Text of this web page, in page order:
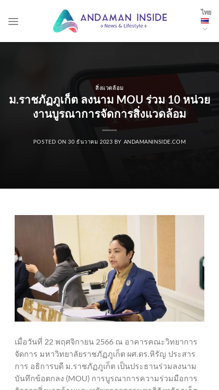
ไทย
สิ่งแวดล้อม
ม.ราชภัฏภูเก็ต ลงนาม MOU ร่วม 10 หน่วย
งานบูรณาการจัดการสิ่งแวดล้อม
POSTED ON30 ธันวาคม 2023 BY ANDAMANINSIDE.COM
เมื่อวันที่ 22 พฤศจิกายน 2566 ณ อาคารคณะวิทยาการ
จัดการ มหาวิทยาลัยราชภัฏภูเก็ต ผศ.ดร.หิรัญ ประสาร
การ อธิการบดี ม.ราชภัฏภูเก็ต เป็นประธานร่วมลงนาม
บันทึกข้อตกลง (MOU) การบูรณาการความร่วมมือการ